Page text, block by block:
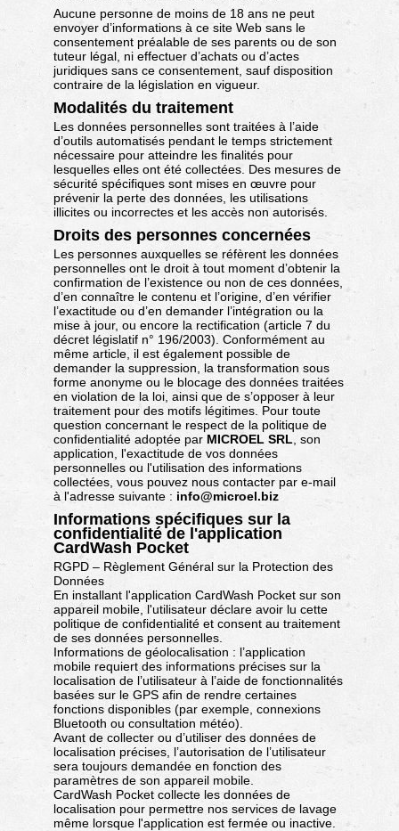
Aucune personne de moins de 18 ans ne peut
envoyer d’informations à ce site Web sans le
consentement préalable de ses parents ou de son
tuteur légal, ni effectuer d’achats ou d’actes
juridiques sans ce consentement, sauf disposition
contraire de la législation en vigueur.
Modalités du traitement
Les données personnelles sont traitées à l’aide
d’outils automatisés pendant le temps strictement
nécessaire pour atteindre les finalités pour
lesquelles elles ont été collectées. Des mesures de
sécurité spécifiques sont mises en œuvre pour
prévenir la perte des données, les utilisations
illicites ou incorrectes et les accès non autorisés.
Droits des personnes concernées
Les personnes auxquelles se réfèrent les données
personnelles ont le droit à tout moment d’obtenir la
confirmation de l’existence ou non de ces données,
d’en connaître le contenu et l’origine, d’en vérifier
l’exactitude ou d’en demander l’intégration ou la
mise à jour, ou encore la rectification (article 7 du
décret législatif n° 196/2003). Conformément au
même article, il est également possible de
demander la suppression, la transformation sous
forme anonyme ou le blocage des données traitées
en violation de la loi, ainsi que de s’opposer à leur
traitement pour des motifs légitimes. Pour toute
question concernant le respect de la politique de
confidentialité adoptée par MICROEL SRL , son
application, l'exactitude de vos données
personnelles ou l'utilisation des informations
collectées, vous pouvez nous contacter par e-mail
à l'adresse suivante : info@microel.biz
Informations spécifiques sur la
confidentialité de l'application
CardWash Pocket
RGPD – Règlement Général sur la Protection des
Données
En installant l'application CardWash Pocket sur son
appareil mobile, l'utilisateur déclare avoir lu cette
politique de confidentialité et consent au traitement
de ses données personnelles.
Informations de géolocalisation : l’application
mobile requiert des informations précises sur la
localisation de l’utilisateur à l’aide de fonctionnalités
basées sur le GPS afin de rendre certaines
fonctions disponibles (par exemple, connexions
Bluetooth ou consultation météo).
Avant de collecter ou d’utiliser des données de
localisation précises, l’autorisation de l’utilisateur
sera toujours demandée en fonction des
paramètres de son appareil mobile.
CardWash Pocket collecte les données de
localisation pour permettre nos services de lavage
même lorsque l'application est fermée ou inactive.